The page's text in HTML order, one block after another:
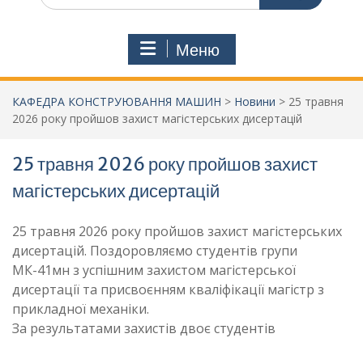
Меню
КАФЕДРА КОНСТРУЮВАННЯ МАШИН > Новини > 25 травня
2026 року пройшов захист магістерських дисертацій
25 травня 2026 року пройшов захист
магістерських дисертацій
25 травня 2026 року пройшов захист магістерських
дисертацій. Поздоровляємо студентів групи
МК-41мн з успішним захистом магістерської
дисертації та присвоєнням кваліфікації магістр з
прикладної механіки.
За результатами захистів двоє студентів